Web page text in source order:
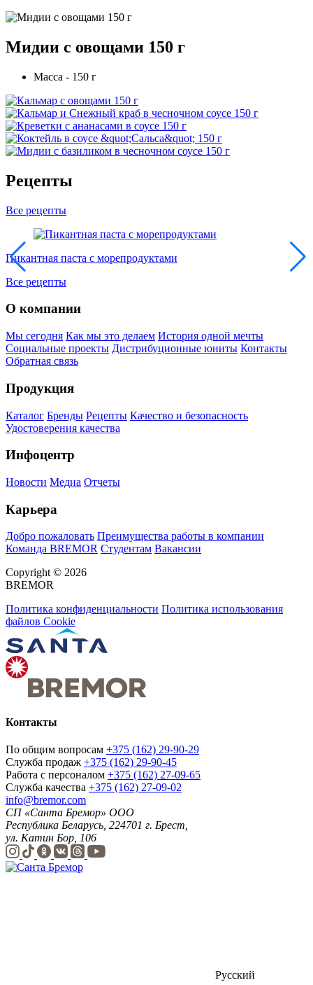
Мидии с овощами 150 г
Масса - 150 г
Рецепты
Все рецепты
Пикантная паста с морепродуктами
Все рецепты
О компании
Мы сегодня Как мы это делаем История одной мечты
Социальные проекты Дистрибуционные юниты Контакты
Обратная связь
Продукция
Каталог Бренды Рецепты Качество и безопасность
Удостоверения качества
Инфоцентр
Новости Медиа Отчеты
Карьера
Добро пожаловать Преимущества работы в компании
Команда BREMOR Студентам Вакансии
Copyright © 2026
BREMOR
Политика конфиденциальности Политика использования
файлов Cookie
Контакты
По общим вопросам +375 (162) 29-90-29
Служба продаж +375 (162) 29-90-45
Работа с персоналом +375 (162) 27-09-65
Служба качества +375 (162) 27-09-02
info@bremor.com
СП «Санта Бремор» ООО
Республика Беларусь, 224701 г. Брест,
ул. Катин Бор, 106
Русский